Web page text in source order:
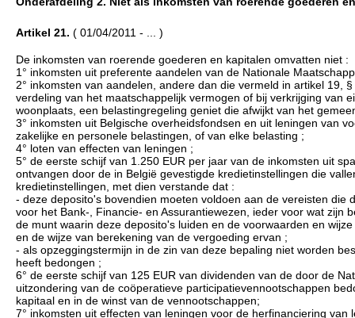
Artikel 21. ( 01/04/2011 - ... )
De inkomsten van roerende goederen en kapitalen omvatten niet :
1° inkomsten uit preferente aandelen van de Nationale
2° inkomsten van aandelen, andere dan die vermeld in artikel 19,
verdeling van het maatschappelijk vermogen of bij verkrijging van
woonplaats, een belastingregeling geniet die afwijkt van het
3° inkomsten uit Belgische overheidsfondsen en uit leningen van
zakelijke en personele belastingen, of van elke belasting ;
4° loten van effecten van leningen ;
5° de eerste schijf van 1.250 EUR per jaar van de inkomsten uit
ontvangen door de in België gevestigde kredietinstellingen die
kredietinstellingen, met dien verstande dat :
- deze deposito's bovendien moeten voldoen aan de vereisten die
voor het Bank-, Financie- en Assurantiewezen, ieder voor wat zijn
de munt waarin deze deposito's luiden en de voorwaarden en
en de wijze van berekening van de vergoeding ervan ;
- als opzeggingstermijn in de zin van deze bepaling niet worden
heeft bedongen ;
6° de eerste schijf van 125 EUR van dividenden van de door de
uitzondering van de coöperatieve participatievennootschappen
kapitaal en in de winst van de vennootschappen;
7° inkomsten uit effecten van leningen voor de herfinanciering